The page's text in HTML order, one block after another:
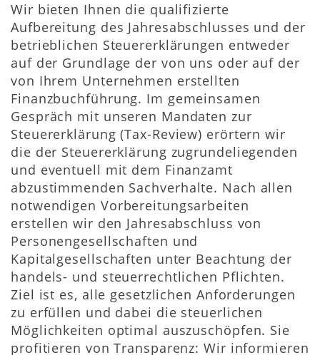
Wir bieten Ihnen die qualifizierte
Aufbereitung des Jahresabschlusses und der
betrieblichen Steuererklärungen entweder
auf der Grundlage der von uns oder auf der
von Ihrem Unternehmen erstellten
Finanzbuchführung. Im gemeinsamen
Gespräch mit unseren Mandaten zur
Steuererklärung (Tax-Review) erörtern wir
die der Steuererklärung zugrundeliegenden
und eventuell mit dem Finanzamt
abzustimmenden Sachverhalte. Nach allen
notwendigen Vorbereitungsarbeiten
erstellen wir den Jahresabschluss von
Personengesellschaften und
Kapitalgesellschaften unter Beachtung der
handels- und steuerrechtlichen Pflichten.
Ziel ist es, alle gesetzlichen Anforderungen
zu erfüllen und dabei die steuerlichen
Möglichkeiten optimal auszuschöpfen. Sie
profitieren von Transparenz: Wir informieren